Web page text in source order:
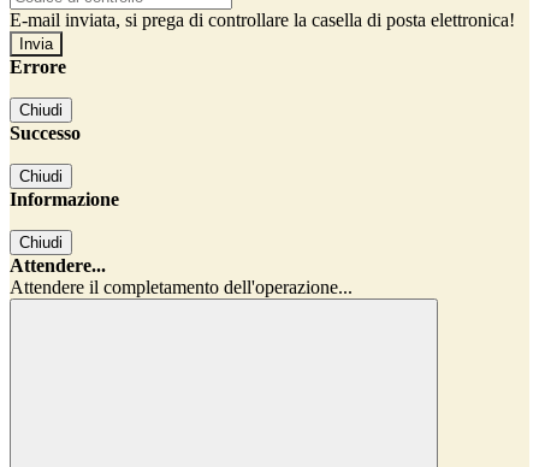
E-mail inviata, si prega di controllare la casella di posta elettronica!
Errore
Chiudi
Successo
Chiudi
Informazione
Chiudi
Attendere...
Attendere il completamento dell'operazione...